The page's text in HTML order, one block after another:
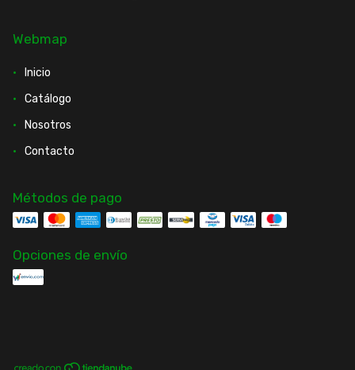
Webmap
Inicio
Catálogo
Nosotros
Contacto
Métodos de pago
Opciones de envío